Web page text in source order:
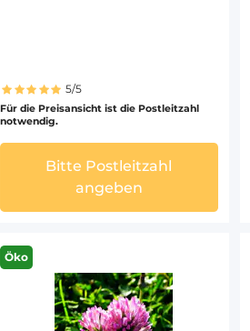
5/5
Für die Preisansicht ist die Postleitzahl
notwendig.
Bitte Postleitzahl
angeben
Öko